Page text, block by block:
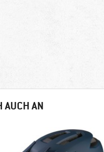
AUCH AN